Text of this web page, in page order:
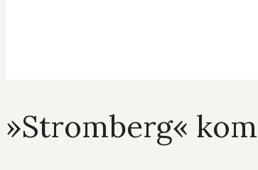
»Stromberg«